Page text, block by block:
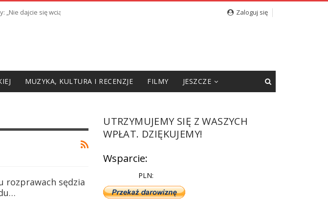
dajcie się wciągnąć w prowokację” Zaloguj się
MUZYKA, KULTURA I RECENZJE FILMY JESZCZE
rozprawach sędzia
UTRZYMUJEMY SIĘ Z WASZYCH
WPŁAT. DZIĘKUJEMY!
Wsparcie:
PLN: